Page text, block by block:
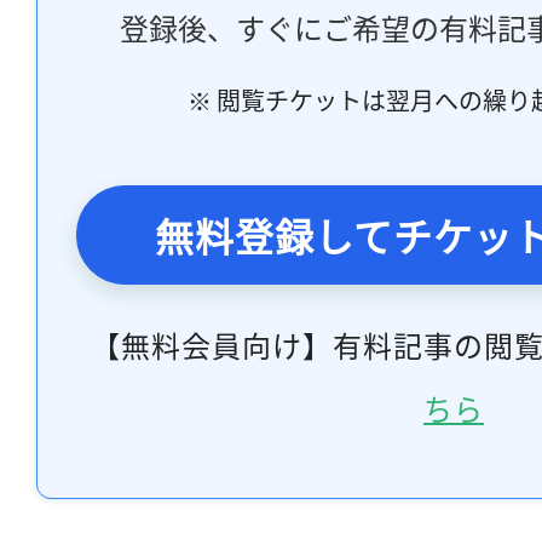
登録後、すぐにご希望の有料記
※ 閲覧チケットは翌月への繰り
無料登録してチケッ
【無料会員向け】有料記事の閲
ちら